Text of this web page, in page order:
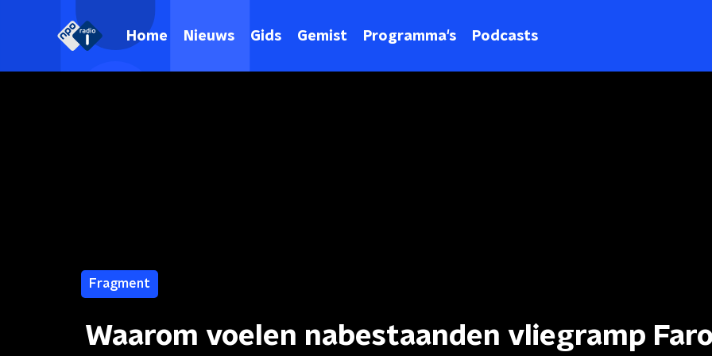
Home Nieuws Gids Gemist Programma's Podcasts
Fragment
Waarom voelen nabestaanden vliegramp